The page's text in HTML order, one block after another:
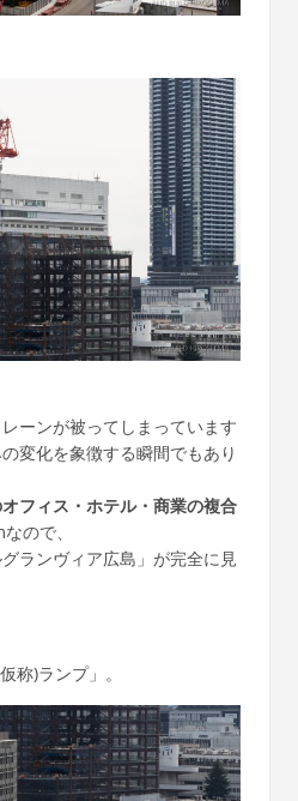
ーンが被ってしまっています
変化を象徴する瞬間でもあり
フィス・ホテル・商業の複合
ので、
ランヴィア広島」が完全に見
称)ランプ」。